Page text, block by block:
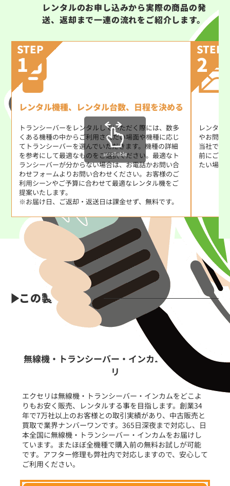
レンタルのお申し込みから実際の商品の発
送、返却まで一連の流れをご紹介します。
STEP
1
レンタル機種、レンタル台数、日程を決める
トランシーバーをレンタルしていただく際には、数多
くある機種の中からご利用されたい場面や機種に応じ
てトランシーバーを選んでいただきます。機種の詳細
を参考にして最適なものをご選択ください。最適なト
ランシーバーが分からない場合は、お電話かお問い合
わせフォームよりお問い合わせください。お客様のご
利用シーンやご予算に合わせて最適なレンタル機をご
提案いたします。
※お届け日、ご返却・返送日は課金せず、無料です。
STEP
2
レンタル
やお問い
当社では
前にご使
たい場合
scrollable
この製品の特長
無線機・トランシーバー・インカムならエクセ
リ
エクセリは無線機・トランシーバー・インカムをどこよ
りもお安く販売、レンタルする事を目指します。創業34
年で7万社以上のお客様との取引実績があり、中古販売と
買取で業界ナンバーワンです。365日深夜まで対応し、日
本全国に無線機・トランシーバー・インカムをお届けし
ています。またほぼ全機種で購入前の無料お試しが可能
です。アフター修理も弊社内で対応しますので、安心して
ご利用ください。